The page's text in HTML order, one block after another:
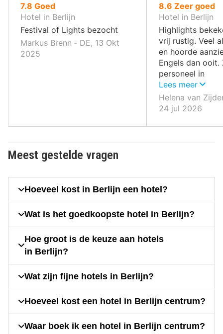
7.8 uit
10
,
Goed
Hotel in Berlijn
Festival of Lights bezocht
Markus Brenn ‐ DE, 13 Okt
2025
8.6uit
10
,
Zeer goed
Hotel in Berlijn
Highlights
vrij rustig. Veel
en hoorde
Engels dan ooit.
personeel in
winkels/
Lees meer
Helena van
24 jul 2026
Meest gestelde vragen
Hoeveel kost in Berlijn een hotel?
Wat is het goedkoopste hotel in Berlijn?
Hoe groot is de keuze aan hotels
in Berlijn?
Wat zijn fijne hotels in Berlijn?
Hoeveel kost een hotel in Berlijn centrum?
Waar boek ik een hotel in Berlijn centrum?